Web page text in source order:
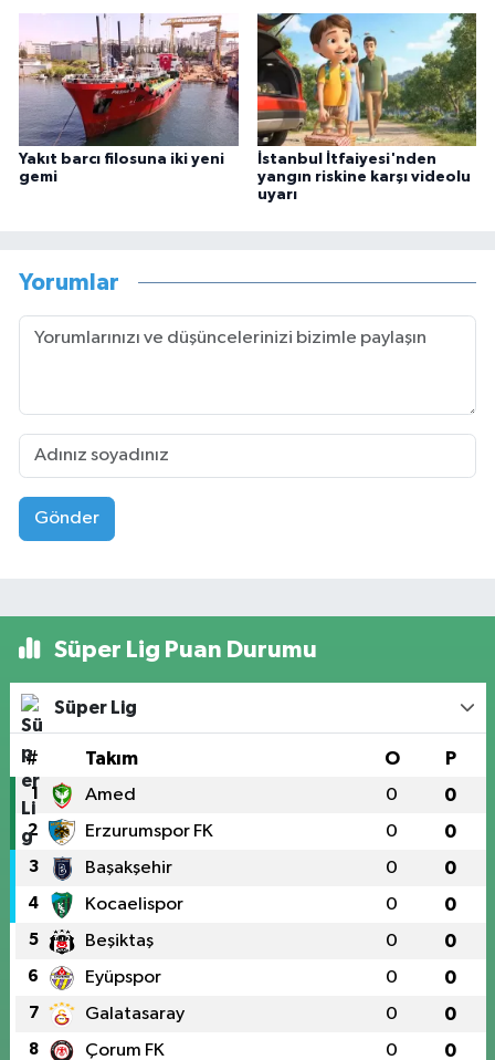
Yakıt barcı filosuna iki yeni
gemi
İstanbul İtfaiyesi'nden
yangın riskine karşı videolu
uyarı
Yorumlar
Gönder
Süper Lig Puan Durumu
Süper Lig
# Takım O P
1 Amed 0 0
2 Erzurumspor FK 0 0
3 Başakşehir 0 0
4 Kocaelispor 0 0
5 Beşiktaş 0 0
6 Eyüpspor 0 0
7 Galatasaray 0 0
8 Çorum FK 0 0